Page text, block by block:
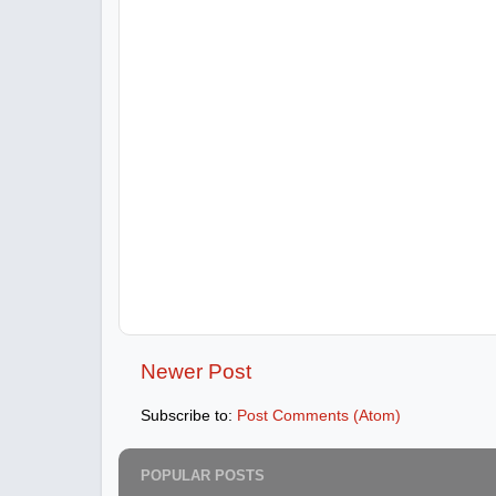
Newer Post
Subscribe to: Post Comments (Atom)
POPULAR POSTS